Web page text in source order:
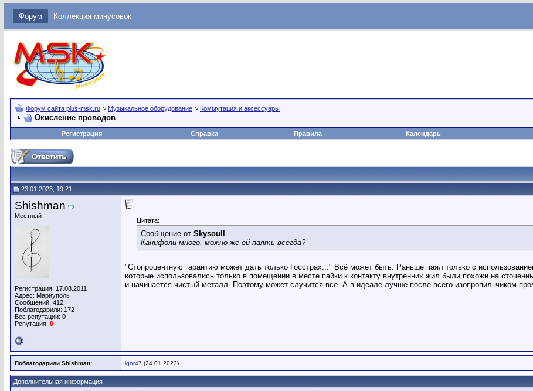
Форум Коллекция минусовок
Форум сайта plus-msk.ru > Музыкальное оборудование > Коммутация и аксессуары
Окисление проводов
Регистрация
Справка Правила Календарь
23.01.2023, 19:21
Shishman
Местный
Регистрация: 17.08.2011
Адрес: Мариуполь
Сообщений: 412
Поблагодарили: 172
Вес репутации: 0
Репутация: 0
Цитата:
Сообщение от Skysoull
Канифоли много, можно же ей паять всегда?
"Стопроцентную гарантию может дать только Госстрах..." Всё может быть. Раньше паял только с
которые использовались только в помещении в месте пайки к контакту внутренних жил были похожи на
и начинается чистый металл. Поэтому может случится все. А в идеале лучше после всего изопропильчиком
Поблагодарили Shishman: igor47 (24.01.2023)
Дополнительная информация